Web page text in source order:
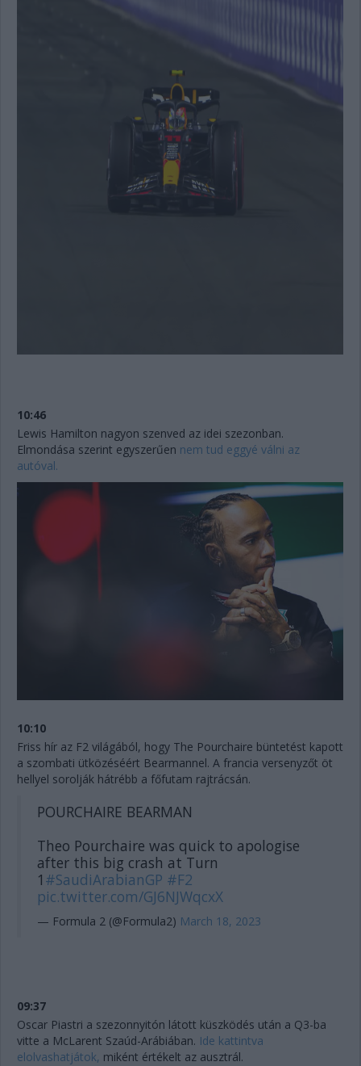
10:46
Lewis Hamilton nagyon szenved az idei szezonban.
Elmondása szerint egyszerűen nem tud eggyé válni az
autóval.
10:10
Friss hír az F2 világából, hogy The Pourchaire büntetést kapott
a szombati ütközéséért Bearmannel. A francia versenyzőt öt
hellyel sorolják hátrébb a főfutam rajtrácsán.
POURCHAIRE BEARMAN
Theo Pourchaire was quick to apologise
after this big crash at Turn
1 #SaudiArabianGP #F2
pic.twitter.com/GJ6NJWqcxX
— Formula 2 (@Formula2) March 18, 2023
09:37
Oscar Piastri a szezonnyitón látott küszködés után a Q3-ba
vitte a McLarent Szaúd-Arábiában. Ide kattintva
elolvashatjátok, miként értékelt az ausztrál.